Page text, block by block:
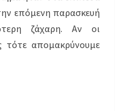
επόμενη παρασκευή
ζάχαρη. Αν οι
τότε απομακρύνουμε